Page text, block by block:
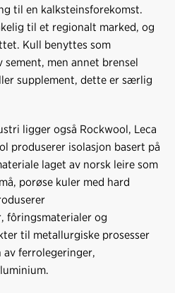
til en kalksteinsforekomst.
til et regionalt marked, og
Kull benyttes som
men annet brensel
supplement, dette er særlig
ligger også Rockwool, Leca
produserer isolasjon basert på
laget av norsk leire som
porøse kuler med hard
fôringsmaterialer og
til metallurgiske prosesser
ferrolegeringer,